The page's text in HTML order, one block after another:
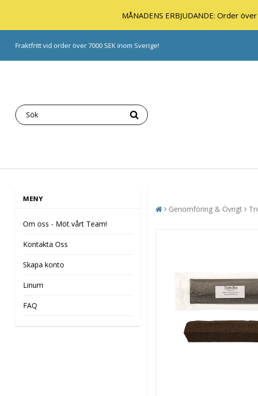
MÅNADENS ERBJUDANDE: Order
Fraktfritt vid order över 7000 SEK inom Sverige!
MENY
Om oss - Möt vårt Team!
Kontakta Oss
Skapa konto
Linum
FAQ
Genomföring & Övrigt